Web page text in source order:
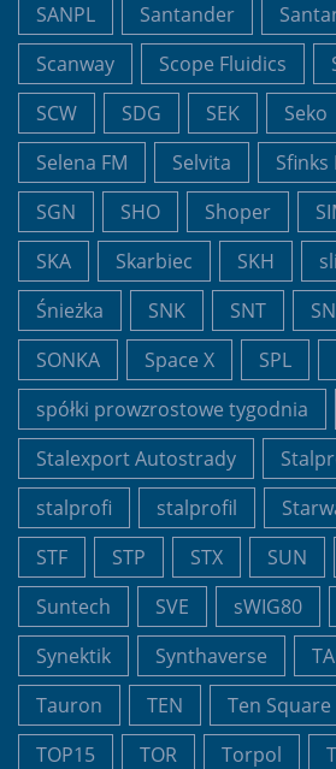
SANPL
Santander
Scanway
Scope Fluidics
SCW
SDG SEK Seko
Selena FM
Selvita Sfinks
SGN
SHO Shoper
SKA
Skarbiec SKH
Śnieżka
SNK SNT
SONKA
Space X SPL
spółki prowzrostowe tygodnia
Stalexport Autostrady
stalprofi
stalprofil
STF
STP STX SUN
Suntech
SVE sWIG80
Synektik
Synthaverse
Tauron
TEN Ten Square
TOP15
TOR Torpol